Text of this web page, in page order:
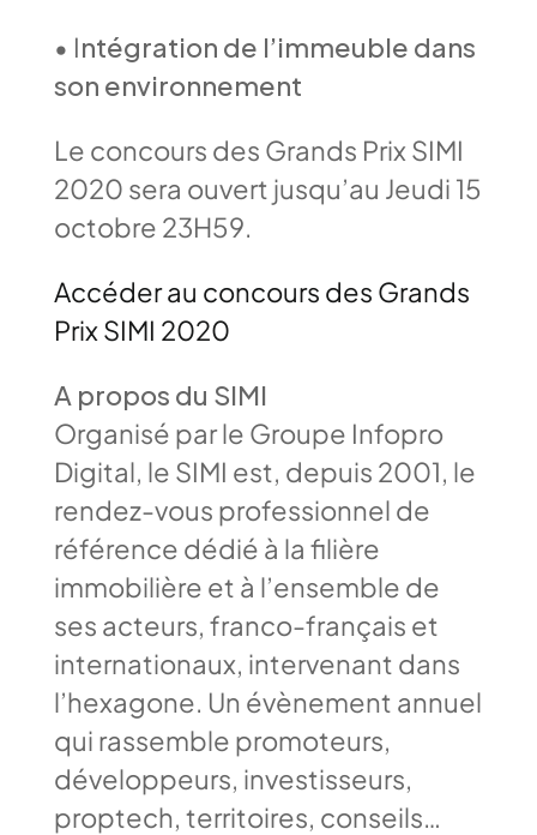
• Intégration de l’immeuble dans
son environnement
Le concours des Grands Prix SIMI
2020 sera ouvert jusqu’au Jeudi 15
octobre 23H59.
Accéder au concours des Grands
Prix SIMI 2020
A propos du SIMI
Organisé par le Groupe Infopro
Digital, le SIMI est, depuis 2001, le
rendez-vous professionnel de
référence dédié à la filière
immobilière et à l’ensemble de
ses acteurs, franco-français et
internationaux, intervenant dans
l’hexagone. Un évènement annuel
qui rassemble promoteurs,
développeurs, investisseurs,
proptech, territoires, conseils…